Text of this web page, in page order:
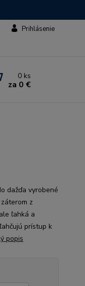
Prihlásenie
0 ks
za 0 €
dažďa vyrobené
z
ľahká a
prístup k
popis